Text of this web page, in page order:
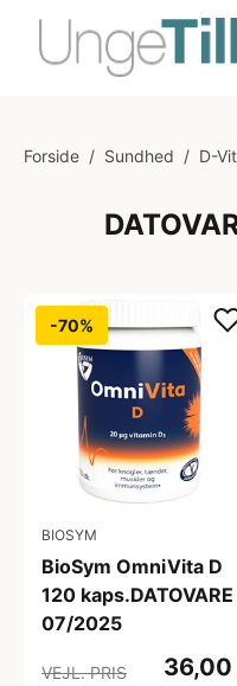
Forside / Sundhed / D-
-70%
BIOSYM
BioSym OmniVita D
120 kaps.DATOVARE
07/2025
VEJL. PRIS
36,00